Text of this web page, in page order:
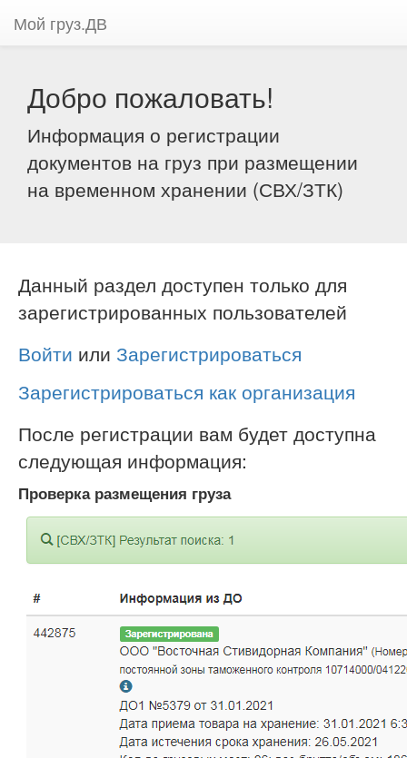
Мой груз.ДВ
Добро пожаловать!
Информация о регистрации
документов на груз при размещении
на временном хранении (СВХ/ЗТК)
Данный раздел доступен только для
зарегистрированных пользователей
Войти или Зарегистрироваться
Зарегистрироваться как организация
После регистрации вам будет доступна
следующая информация:
Проверка размещения груза